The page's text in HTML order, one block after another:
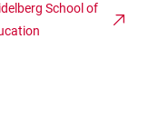
School of